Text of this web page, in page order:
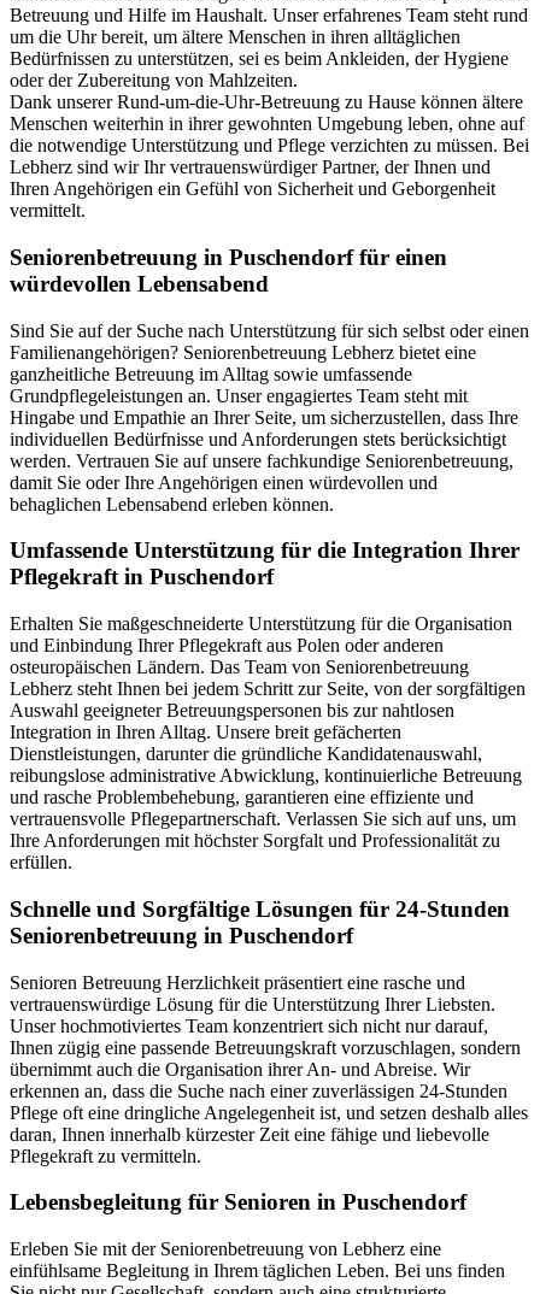
Betreuung und Hilfe im Haushalt. Unser erfahrenes Team steht rund
um die Uhr bereit, um ältere Menschen in ihren alltäglichen
Bedürfnissen zu unterstützen, sei es beim Ankleiden, der Hygiene
oder der Zubereitung von Mahlzeiten.
Dank unserer Rund-um-die-Uhr-Betreuung zu Hause können ältere
Menschen weiterhin in ihrer gewohnten Umgebung leben, ohne auf
die notwendige Unterstützung und Pflege verzichten zu müssen. Bei
Lebherz sind wir Ihr vertrauenswürdiger Partner, der Ihnen und
Ihren Angehörigen ein Gefühl von Sicherheit und Geborgenheit
vermittelt.
Senioren­betreuung in Puschendorf für einen
würdevollen Lebensabend
Sind Sie auf der Suche nach Unterstützung für sich selbst oder einen
Familienangehörigen? Seniorenbetreuung Lebherz bietet eine
ganzheitliche Betreuung im Alltag sowie umfassende
Grundpflegeleistungen an. Unser engagiertes Team steht mit
Hingabe und Empathie an Ihrer Seite, um sicherzustellen, dass Ihre
individuellen Bedürfnisse und Anforderungen stets berücksichtigt
werden. Vertrauen Sie auf unsere fachkundige Seniorenbetreuung,
damit Sie oder Ihre Angehörigen einen würdevollen und
behaglichen Lebensabend erleben können.
Umfassende Unterstützung für die Integration Ihrer
Pflegekraft in Puschendorf
Erhalten Sie maßgeschneiderte Unterstützung für die Organisation
und Einbindung Ihrer Pflegekraft aus Polen oder anderen
osteuropäischen Ländern. Das Team von Seniorenbetreuung
Lebherz steht Ihnen bei jedem Schritt zur Seite, von der sorgfältigen
Auswahl geeigneter Betreuungspersonen bis zur nahtlosen
Integration in Ihren Alltag. Unsere breit gefächerten
Dienstleistungen, darunter die gründliche Kandidatenauswahl,
reibungslose administrative Abwicklung, kontinuierliche Betreuung
und rasche Problembehebung, garantieren eine effiziente und
vertrauensvolle Pflegepartnerschaft. Verlassen Sie sich auf uns, um
Ihre Anforderungen mit höchster Sorgfalt und Professionalität zu
erfüllen.
Schnelle und Sorgfältige Lösungen für 24-Stunden
Seniorenbetreuung in Puschendorf
Senioren Betreuung Herzlichkeit präsentiert eine rasche und
vertrauenswürdige Lösung für die Unterstützung Ihrer Liebsten.
Unser hochmotiviertes Team konzentriert sich nicht nur darauf,
Ihnen zügig eine passende Betreuungskraft vorzuschlagen, sondern
übernimmt auch die Organisation ihrer An- und Abreise. Wir
erkennen an, dass die Suche nach einer zuverlässigen 24-Stunden
Pflege oft eine dringliche Angelegenheit ist, und setzen deshalb alles
daran, Ihnen innerhalb kürzester Zeit eine fähige und liebevolle
Pflegekraft zu vermitteln.
Lebensbegleitung für Senioren in Puschendorf
Erleben Sie mit der Seniorenbetreuung von Lebherz eine
einfühlsame Begleitung in Ihrem täglichen Leben. Bei uns finden